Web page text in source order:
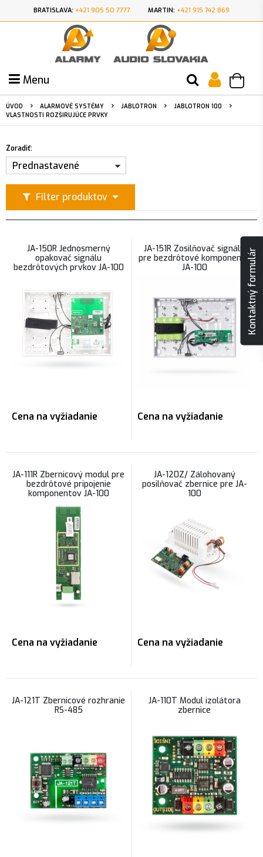
BRATISLAVA: +421 905 50 7777 MARTIN: +421 915 742 869
Menu
ÚVOD ALARMOVÉ SYSTÉMY JABLOTRON
JABLOTRON 100
VLASTNOSTI ROZŠIRUJÚCE PRVKY
Filter produktov
Zoradiť:
Prednastavené
JA-150R Jednosmerný
opakovač signálu
bezdrôtových prvkov JA-100
Cena na vyžiadanie
JA-151R Zosilňovač signálu
pre bezdrôtové komponenty
JA-100
Cena na vyžiadanie
JA-111R Zbernicový modul pre
bezdrôtové pripojenie
komponentov JA-100
Cena na vyžiadanie
JA-120Z/ Zálohovaný
posilňovač zbernice pre JA-
100
Cena na vyžiadanie
JA-121T Zbernicové rozhranie
RS-485
JA-110T Modul izolátora
zbernice
Kontaktný formulár